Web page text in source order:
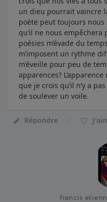
un dieu pourrait vaincre
poète peut toujours
qu’il ne nous empêchera
poésies m’évade du
m’imposent un rythme
m’éveille pour peu de
apparences?
que je crois qu’il n’y a
de soulever un voile.
Répondre
francis